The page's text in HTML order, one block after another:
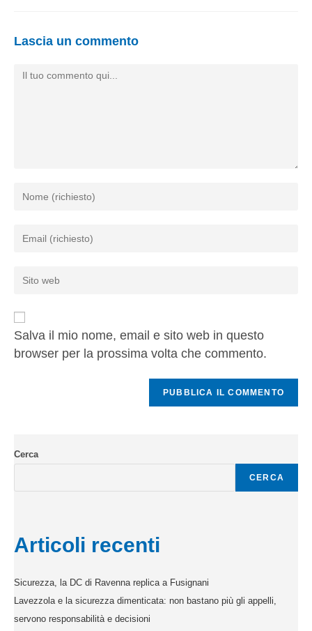
Lascia un commento
Salva il mio nome, email e sito web in questo
browser per la prossima volta che commento.
Cerca
CERCA
Articoli recenti
Sicurezza, la DC di Ravenna replica a Fusignani
Lavezzola e la sicurezza dimenticata: non bastano più gli appelli,
servono responsabilità e decisioni